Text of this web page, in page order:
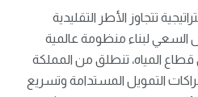
تتجاوز الأطر التقليدية
السعي لبناء منظومة عالمية
قطاع المياه، تنطلق من المملكة
التمويل المستدامة وتسريع